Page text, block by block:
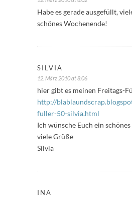
Habe es gerade ausgefüllt,
schönes Wochenende!
SILVIA
12. März 2010 at 8:06
hier gibt es meinen Freitags-
http://
fuller-50-silvia.html
Ich wünsche Euch ein
viele Grüße
Silvia
INA